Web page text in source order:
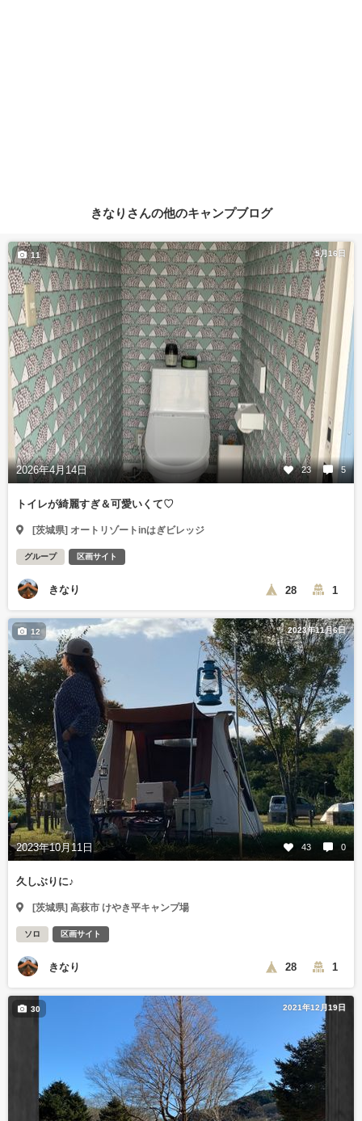
きなりさんの他のキャンプブログ
5月16日
2026年4月14日 23 5
11
トイレが綺麗すぎ＆可愛いくて♡
[茨城県] オートリゾートinはぎビレッジ
グループ 区画サイト
きなり 28 1
2023年11月6日
2023年10月11日 43 0
12
久しぶりに♪
[茨城県] 高萩市 けやき平キャンプ場
ソロ 区画サイト
きなり 28 1
2021年12月19日
30